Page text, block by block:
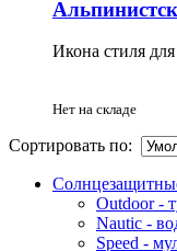
Икона стиля
Нет на складе
Сортировать по:
Outdoor -
Nautic -
Speed -